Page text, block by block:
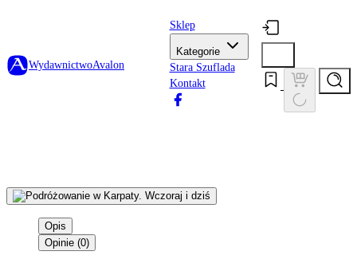
WydawnictwoAvalon
Sklep
Kategorie
Stara Szuflada
Kontakt
Opis
Opinie (0)